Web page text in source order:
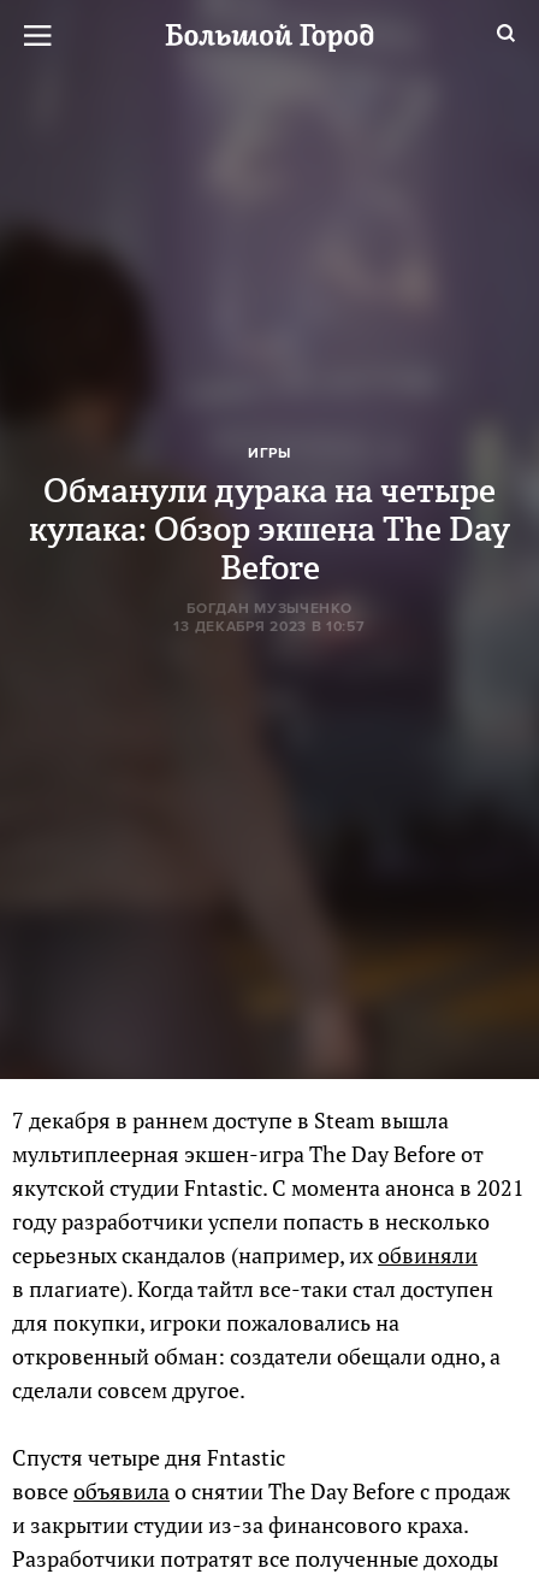
ИГРЫ
Обманули дурака на четыре
кулака: Обзор экшена The Day
Before
БОГДАН МУЗЫЧЕНКО
13 ДЕКАБРЯ 2023 В 10:57
7 декабря в раннем доступе в Steam вышла
мультиплеерная экшен-игра The Day Before от
якутской студии Fntastic. С момента анонса в 2021
году разработчики успели попасть в несколько
серьезных скандалов (например, ихобвиняли
в плагиате). Когда тайтл все-таки стал доступен
для покупки, игроки пожаловались на
откровенный обман: создатели обещали одно, а
сделали совсем другое.
Спустя четыре дня Fntastic
вовсеобъявилао снятии The Day Before с продаж
и закрытии студии из-за финансового краха.
Разработчики потратят все полученные доходы